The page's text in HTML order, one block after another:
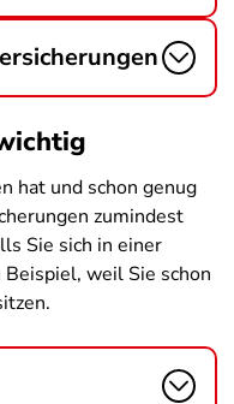
hat und schon genug
zumindest
Sie sich in einer
weil Sie schon